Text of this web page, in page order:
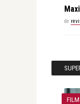
de
FILM